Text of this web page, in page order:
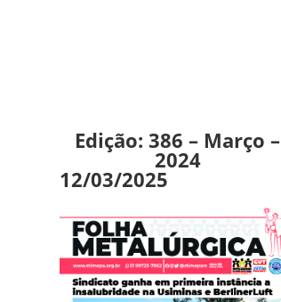
Edição: 386 – Março –
2024
12/03/2025